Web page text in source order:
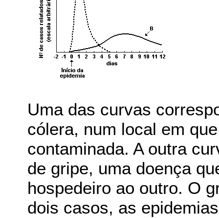
Uma das curvas
cólera, num local em
contaminada. A outra
de gripe, uma doença
hospedeiro ao outro. O
dois casos, as